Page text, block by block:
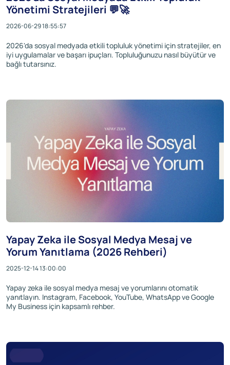
Yönetimi Stratejileri 💬🚀
2026-06-29 18:55:57
2026'da sosyal medyada etkili topluluk yönetimi için stratejiler, en
iyi uygulamalar ve başarı ipuçları. Topluluğunuzu nasıl büyütür ve
bağlı tutarsınız.
Yapay Zeka ile Sosyal Medya Mesaj ve
Yorum Yanıtlama (2026 Rehberi)
2025-12-14 13:00:00
Yapay zeka ile sosyal medya mesaj ve yorumlarını otomatik
yanıtlayın. Instagram, Facebook, YouTube, WhatsApp ve Google
My Business için kapsamlı rehber.